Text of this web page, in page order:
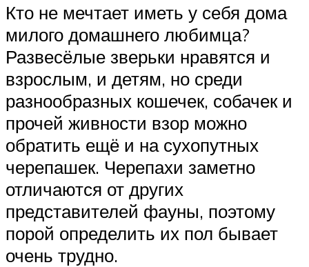
Кто не мечтает иметь у себя дома
милого домашнего любимца?
Развесёлые зверьки нравятся и
взрослым, и детям, но среди
разнообразных кошечек, собачек и
прочей живности взор можно
обратить ещё и на сухопутных
черепашек. Черепахи заметно
отличаются от других
представителей фауны, поэтому
порой определить их пол бывает
очень трудно.